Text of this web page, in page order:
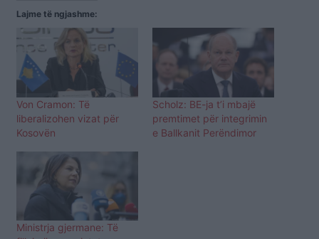
Lajme të ngjashme:
Von Cramon: Të
liberalizohen vizat për
Kosovën
Scholz: BE-ja t’i mbajë
premtimet për integrimin
e Ballkanit Perëndimor
​Ministrja gjermane: Të